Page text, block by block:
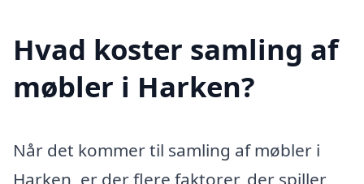
Hvad koster samling af
møbler i Harken?
Når det kommer til samling af møbler i
Harken, er der flere faktorer, der spiller